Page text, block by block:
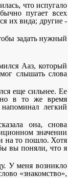
что испугало
пугает всех
их вида; другие -
задать нужный
Ааз, который
слышать слова
еще сильнее. Ее
в то же время
легкий
она, снова
значении
на то пошло. Хотя
вы поняли, что я
У меня возникло
«знакомство»,